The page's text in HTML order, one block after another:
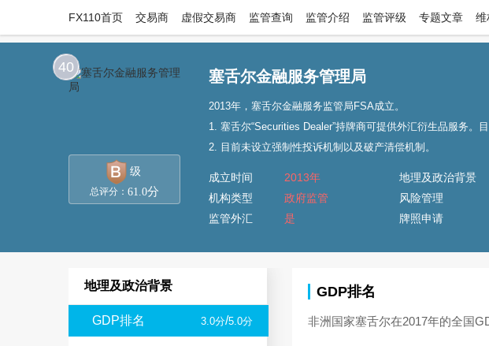
FX110首页 交易商 虚假交易商 监管查询 监管介绍 监管评级 专题文章 维
40
级
总评分： 61.0分
塞舌尔金融服务管理局
2013年，塞舌尔金融服务监管局FSA成立。
1. 塞舌尔“Securities Dealer”持牌商可提供外汇衍生品服务。
2. 目前未设立强制性投诉机制以及破产清偿机制。
成立时间
2013年
机构类型
政府监管
监管外汇
是
地理及政治背景
风险管理
牌照申请
地理及政治背景
GDP排名 3.0分/5.0分
GDP排名
非洲国家塞舌尔在2017年的全国